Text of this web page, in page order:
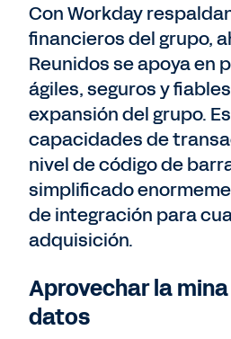
Con Workday
financieros del grupo,
Reunidos se apoya en
ágiles, seguros y
expansión del grupo.
capacidades de
nivel de código de
simplificado
de integración para
adquisición.
Aprovechar la
datos